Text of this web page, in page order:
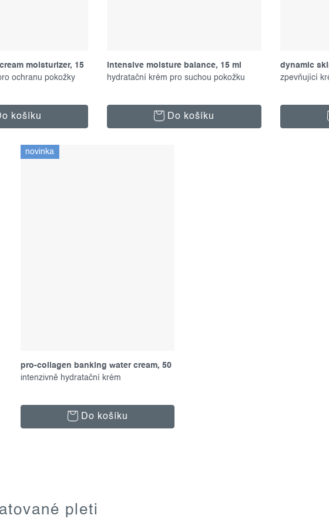
moisturizer, 15
ochranu pokožky
košíku
intensive moisture balance, 15 ml
hydratační krém pro suchou pokožku
Do košíku
dynamic
zpevňující
novinka
pro-collagen banking water cream, 50
ml
intenzivně hydratační krém
Do košíku
pleti